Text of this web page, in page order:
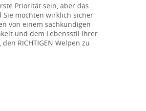
Priorität sein, aber das
Sie möchten wirklich sicher
von einem sachkundigen
und dem Lebensstil Ihrer
RICHTIGEN Welpen zu